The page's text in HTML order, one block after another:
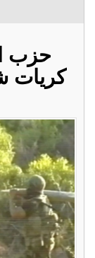
حزب
كريات